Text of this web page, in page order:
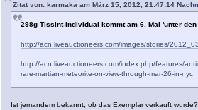
Zitat von: karmaka am März 15, 2012, 21:47:14
298g Tissint-Individual kommt am 6. Mai 'unter den
http://acn.liveauctioneers.com/images/stories/
http://acn.liveauctioneers.com/index.php/features/
rare-martian-meteorite-on-view-through-mar-26-in-nyc
Ist jemandem bekannt, ob das Exemplar verkauft wurde?